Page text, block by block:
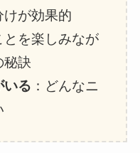
が効果的
とを楽しみなが
秘訣
いる ：どんなニ